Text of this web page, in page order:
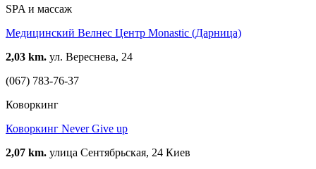
SPA и массаж
Медицинский Велнес Центр Monastic (Дарница)
2,03 km. ул. Вереснева, 24
(067) 783-76-37
Коворкинг
Коворкинг Never Give up
2,07 km. улица Сентябрьская, 24 Киев